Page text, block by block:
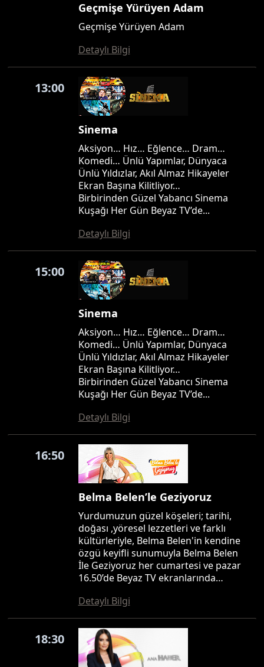
Geçmişe Yürüyen Adam
Geçmişe Yürüyen Adam
Detaylı Bilgi
13:00
Sinema
Aksiyon… Hız… Eğlence… Dram…
Komedi… Ünlü Yapımlar, Dünyaca
Ünlü Yıldızlar, Akıl Almaz Hikayeler
Ekran Başına Kilitliyor…
Birbirinden Güzel Yabancı Sinema
Kuşağı Her Gün Beyaz TV’de...
Detaylı Bilgi
15:00
Sinema
Aksiyon… Hız… Eğlence… Dram…
Komedi… Ünlü Yapımlar, Dünyaca
Ünlü Yıldızlar, Akıl Almaz Hikayeler
Ekran Başına Kilitliyor…
Birbirinden Güzel Yabancı Sinema
Kuşağı Her Gün Beyaz TV’de...
Detaylı Bilgi
16:50
Belma Belen’le Geziyoruz
Yurdumuzun güzel köşeleri; tarihi,
doğası ,yöresel lezzetleri ve farklı
kültürleriyle, Belma Belen'in kendine
özgü keyifli sunumuyla Belma Belen
İle Geziyoruz her cumartesi ve pazar
16.50’de Beyaz TV ekranlarında…
Detaylı Bilgi
18:30